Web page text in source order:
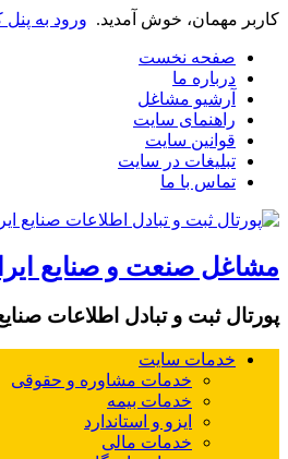
کاربر مهمان، خوش آمدید. ورود به پنل
صفحه نخست
درباره ما
آرشیو مشاغل
راهنمای سایت
قوانین سایت
تبلیغات در سایت
تماس با ما
مشاغل صنعت و صنایع
پورتال ثبت و تبادل اطلاعات
خدمات سایت
خدمات مشاوره و حقوقی
خدمات بیمه
ایزو و استاندارد
خدمات مالی